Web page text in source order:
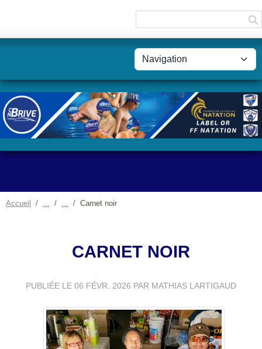
Accueil Carnet noir
CARNET NOIR
PUBLIÉE LE 06 FÉVR. 2026 PAR MATHIAS LARTIGAUD